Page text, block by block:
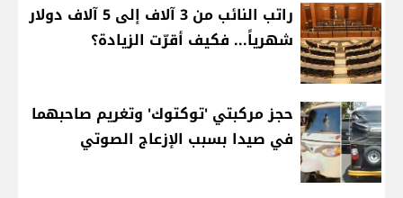
راتب النائب من 3 آلاف إلى 5 آلاف دولار
شهرياً... فكيف أقرّت الزيادة؟
حجز مركبتي 'توكتوك' وتغريم صاحبهما
في صيدا بسبب الإزعاج الصوتي